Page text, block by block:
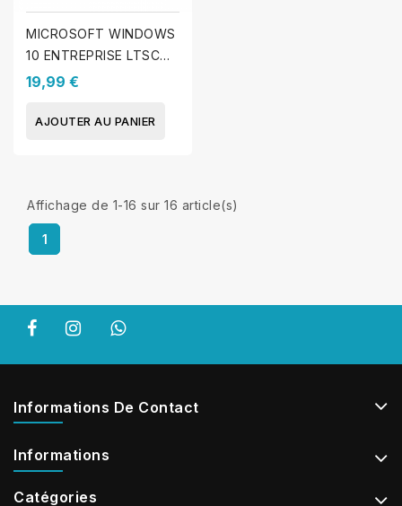
MICROSOFT WINDOWS
10 ENTREPRISE LTSC
2019
19,99 €
AJOUTER AU PANIER
Affichage de 1-16 sur 16 article(s)
1
Informations De Contact
Informations
Catégories